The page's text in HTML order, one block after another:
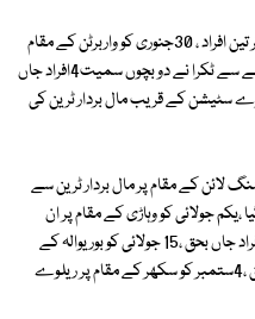
19اکتوبر کو ہزارہ ایکسپریس ٹرین کے نیچے آکر تین افراد ، 30جنوری کو واربرٹن کے مقام
پر ان مینڈ لیول کراسنگ پر مال بردار ٹرین رکشے سے ٹکرا نے دو بچوں سمیت4افراد جاں
ریلوے سٹیشن کے قریب مال بردار ٹرین کی
واشنگ لائن کے مقام پر مال بردار ٹرین سے
،یکم جولائی کو وہاڑی کے مقام پر ان
مینڈ لیول کراسنگ پر ٹرین کار سے ٹکرا نے 4افراد جاں بحق ،15 جولائی کو بوریوالہ کے
مقام پر ٹرین رکشے سے ٹکرا نے 3افراد جاں بحق ،4ستمبر کو سکھر کے مقام پر ریلوے